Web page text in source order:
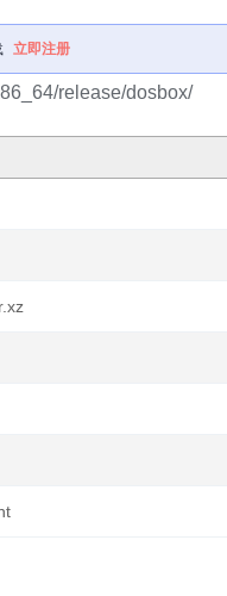
立即注册
release/dosbox/